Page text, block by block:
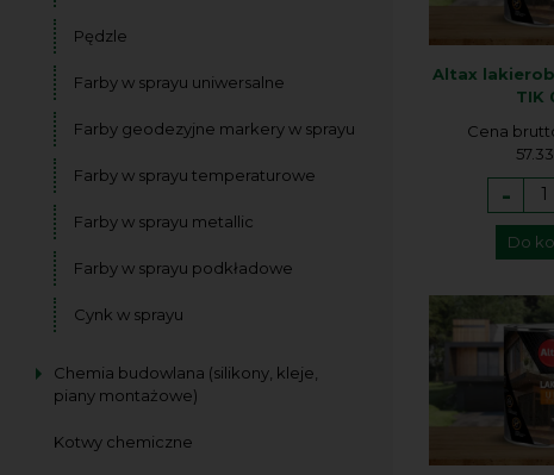
Pędzle
Farby w sprayu uniwersalne
Farby geodezyjne markery w sprayu
Farby w sprayu temperaturowe
Farby w sprayu metallic
Farby w sprayu podkładowe
Cynk w sprayu
Chemia budowlana (silikony, kleje,
piany montażowe)
Kotwy chemiczne
Altax
TIK
Cena
57.33
-
Do